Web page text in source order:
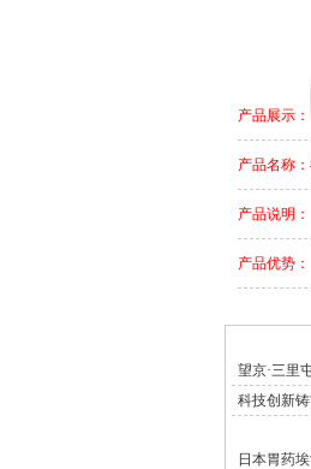
产品展示：
产品名称：
产品说明：
产品优势：
望京·三里
科技创新
日本胃药